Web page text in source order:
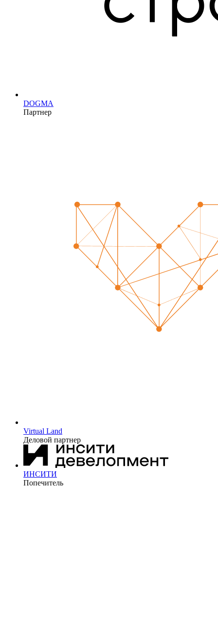
DOGMA
Партнер
Virtual Land
Деловой партнер
ИНСИТИ
Попечитель